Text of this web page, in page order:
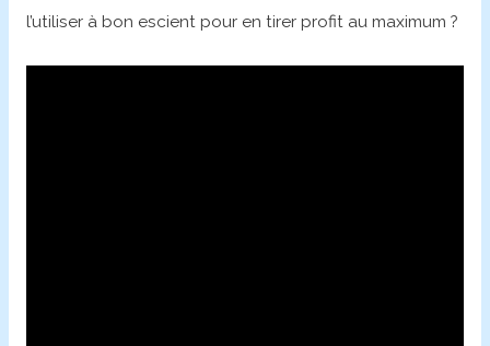
l’utiliser à bon escient pour en tirer profit au maximum ?